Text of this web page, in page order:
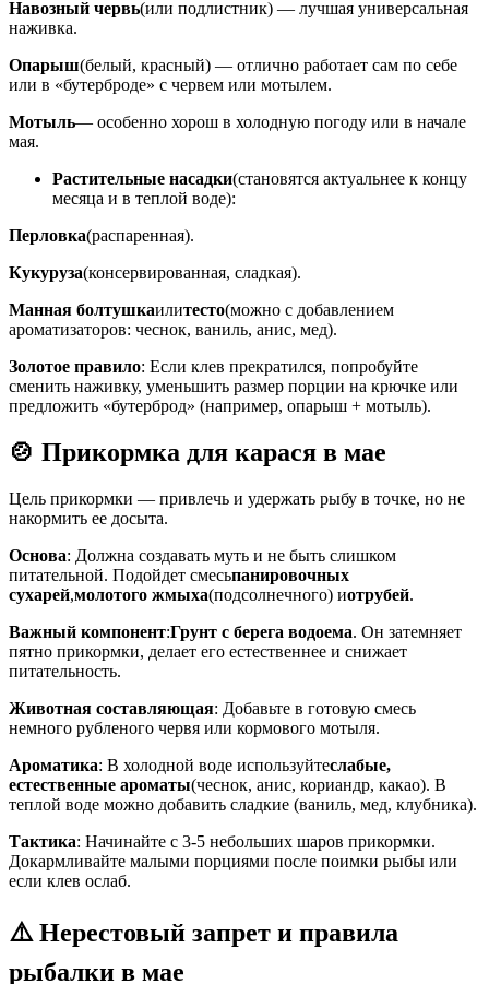
Навозный червь(или подлистник) — лучшая универсальная
наживка.
Опарыш(белый, красный) — отлично работает сам по себе
или в «бутерброде» с червем или мотылем.
Мотыль— особенно хорош в холодную погоду или в начале
мая.
Растительные насадки(становятся актуальнее к концу
месяца и в теплой воде):
Перловка(распаренная).
Кукуруза(консервированная, сладкая).
Манная болтушкаилитесто(можно с добавлением
ароматизаторов: чеснок, ваниль, анис, мед).
Золотое правило: Если клев прекратился, попробуйте
сменить наживку, уменьшить размер порции на крючке или
предложить «бутерброд» (например, опарыш + мотыль).
🍲 Прикормка для карася в мае
Цель прикормки — привлечь и удержать рыбу в точке, но не
накормить ее досыта.
Основа: Должна создавать муть и не быть слишком
питательной. Подойдет смесьпанировочных
сухарей,молотого жмыха(подсолнечного) иотрубей.
Важный компонент:Грунт с берега водоема. Он затемняет
пятно прикормки, делает его естественнее и снижает
питательность.
Животная составляющая: Добавьте в готовую смесь
немного рубленого червя или кормового мотыля.
Ароматика: В холодной воде используйтеслабые,
естественные ароматы(чеснок, анис, кориандр, какао). В
теплой воде можно добавить сладкие (ваниль, мед, клубника).
Тактика: Начинайте с 3-5 небольших шаров прикормки.
Докармливайте малыми порциями после поимки рыбы или
если клев ослаб.
⚠️ Нерестовый запрет и правила
рыбалки в мае